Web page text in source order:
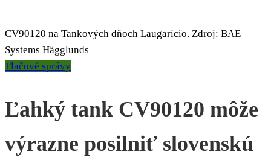
CV90120 na Tankových dňoch Laugarício. Zdroj: BAE
Systems Hägglunds
Tlačové správy
Ľahký tank CV90120 môže
výrazne posilniť slovenskú